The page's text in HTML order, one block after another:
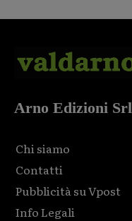
Arno Edizioni Srl
Chi siamo
Contatti
Pubblicità su Vpost
Info Legali